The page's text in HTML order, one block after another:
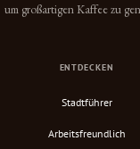
um großartigen Kaffee zu
ENTDECKEN
Stadtführer
Arbeitsfreundlich